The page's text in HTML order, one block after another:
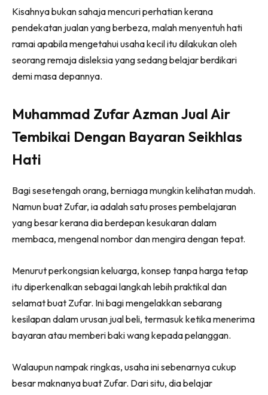
Kisahnya bukan sahaja mencuri perhatian kerana
pendekatan jualan yang berbeza, malah menyentuh hati
ramai apabila mengetahui usaha kecil itu dilakukan oleh
seorang remaja disleksia yang sedang belajar berdikari
demi masa depannya.
Muhammad Zufar Azman Jual Air
Tembikai Dengan Bayaran Seikhlas
Hati
Bagi sesetengah orang, berniaga mungkin kelihatan mudah.
Namun buat Zufar, ia adalah satu proses pembelajaran
yang besar kerana dia berdepan kesukaran dalam
membaca, mengenal nombor dan mengira dengan tepat.
Menurut perkongsian keluarga, konsep tanpa harga tetap
itu diperkenalkan sebagai langkah lebih praktikal dan
selamat buat Zufar. Ini bagi mengelakkan sebarang
kesilapan dalam urusan jual beli, termasuk ketika menerima
bayaran atau memberi baki wang kepada pelanggan.
Walaupun nampak ringkas, usaha ini sebenarnya cukup
besar maknanya buat Zufar. Dari situ, dia belajar